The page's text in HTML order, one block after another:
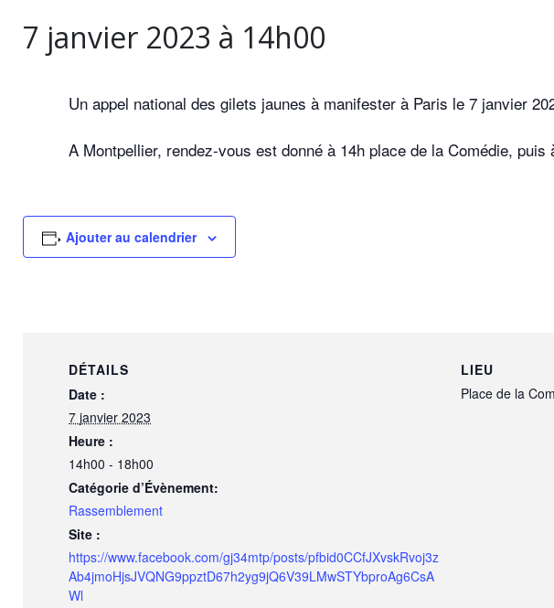
7 janvier 2023 à 14h00
Un appel national des gilets jaunes à manifester à Paris le 7 janvier
A Montpellier, rendez-vous est donné à 14h place de la Comédie, puis
Ajouter au calendrier
DÉTAILS
Date :
7 janvier 2023
Heure :
14h00 - 18h00
Catégorie d’Évènement:
Rassemblement
Site :
https://www.facebook.com/gj34mtp/posts/pfbid0CCfJXvskRvoj3z
Ab4jmoHjsJVQNG9ppztD67h2yg9jQ6V39LMwSTYbproAg6CsA
Wl
LIEU
Place de la